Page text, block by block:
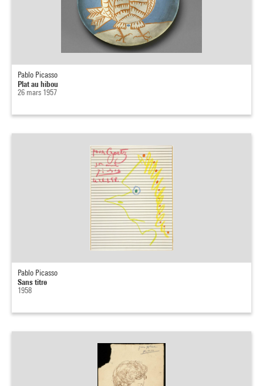
Pablo Picasso
Plat au hibou
26 mars 1957
Pablo Picasso
Sans titre
1958